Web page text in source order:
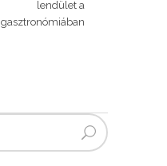
lendület a
gasztronómiában